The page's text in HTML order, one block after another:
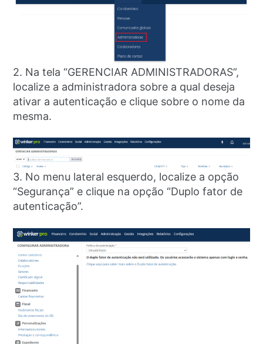
2. Na tela “GERENCIAR ADMINISTRADORAS”,
localize a administradora sobre a qual deseja
ativar a autenticação e clique sobre o nome da
mesma.
3. No menu lateral esquerdo, localize a opção
“Segurança” e clique na opção “Duplo fator de
autenticação”.